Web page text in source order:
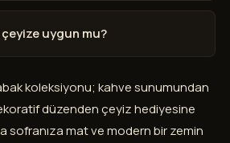
uygun mu?
koleksiyonu; kahve sunumundan
düzenden çeyiz hediyesine
sofranıza mat ve modern bir zemin